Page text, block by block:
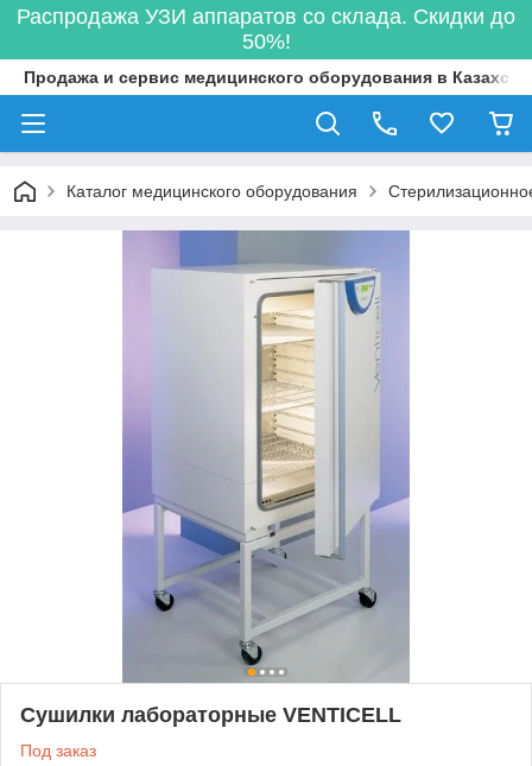
Распродажа УЗИ аппаратов со склада. Скидки до
50%!
Продажа и сервис медицинского оборудования в
Каталог медицинского оборудования
Сушилки лабораторные VENTICELL
Под заказ